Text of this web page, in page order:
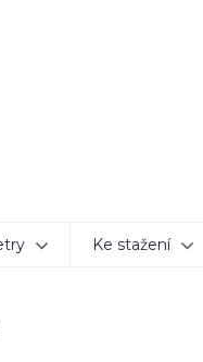
Ke stažení